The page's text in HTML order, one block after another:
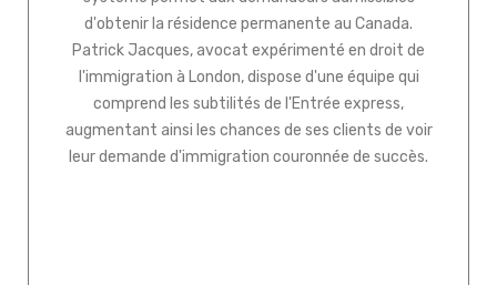
d'obtenir la résidence permanente au Canada.
Patrick Jacques, avocat expérimenté en droit de
l'immigration à London, dispose d'une équipe qui
comprend les subtilités de l'Entrée express,
augmentant ainsi les chances de ses clients de voir
leur demande d'immigration couronnée de succès.